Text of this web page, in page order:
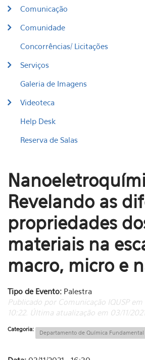
Comunicação
Comunidade
Concorrências/ Licitações
Serviços
Galeria de Imagens
Videoteca
Help Desk
Reserva de Salas
Revelando as
propriedades
materiais na
macro, micro e
Tipo de Evento: Palestra
Publicado por Comunicação IQUSP em
10:22. Última atualização em 03/11/
Categoria: Departamento de Química Fundamental